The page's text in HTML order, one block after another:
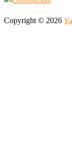
Copyright © 2026